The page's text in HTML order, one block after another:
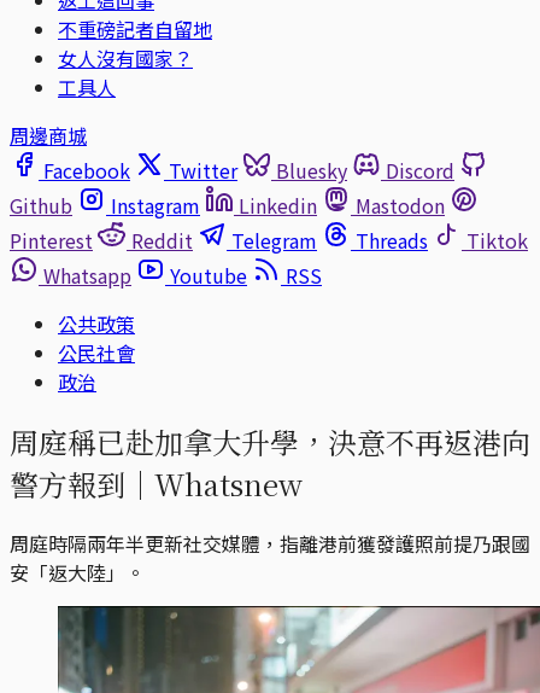
不重磅記者自留地
女人沒有國家？
工具人
周邊商城
Facebook
Twitter Bluesky
Discord
Github
Instagram Linkedin
Mastodon
Pinterest
Reddit Telegram Threads
Tiktok
Whatsapp
Youtube
RSS
公共政策
公民社會
政治
周庭稱已赴加拿大升學，決意不再返港向
警方報到｜Whatsnew
周庭時隔兩年半更新社交媒體，指離港前獲發護照前提乃跟國
安「返大陸」。